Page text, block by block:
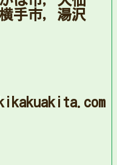
手市，湯沢